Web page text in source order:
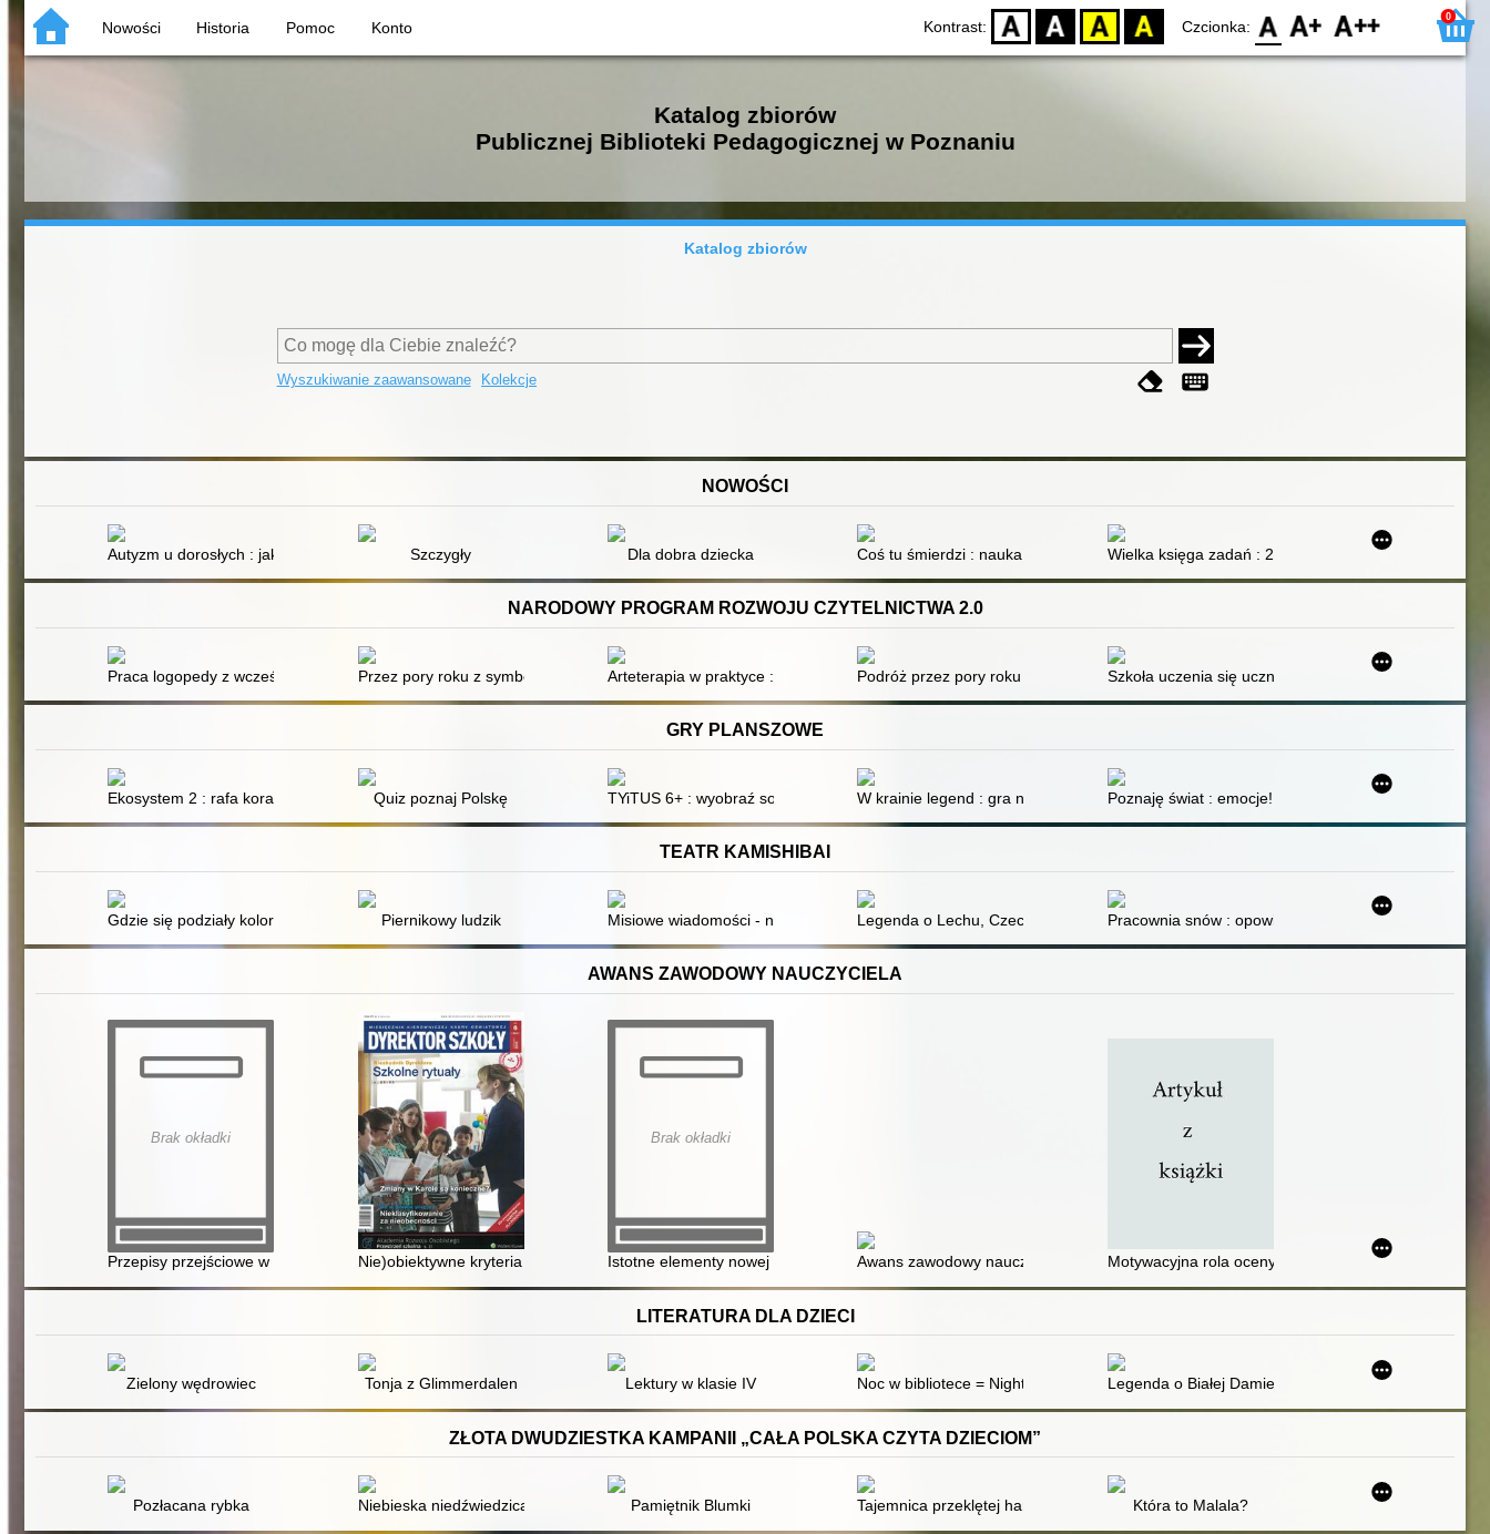
Nowości Historia Pomoc Konto Kontrast: D BW YB BY Czcionka: F0 F1 F2 0
Katalog zbiorów
Publicznej Biblioteki Pedagogicznej w Poznaniu
Katalog zbiorów
Wyszukiwanie zaawansowane Kolekcje
NOWOŚCI
Autyzm u dorosłych : jak działa mózg Szczygły Dla dobra dziecka Coś tu śmierdzi : nauka, która wrze, bulgocze i wybuchaWielka księga zadań : 292 ćwiczenia językowe :
NARODOWY PROGRAM ROZWOJU CZYTELNICTWA 2.0
Praca logopedy z wcześniakami i noworodkami na oddziale neonatologii : diagnoza, terapia, wsparcie
Przez pory roku z symbolami MÓWik : materiały dla uczniów z niepełnosprawnością intelektualną : zima
Arteterapia w praktyce : od teorii do interdyscyplinarnych zastosowańPodróż przez pory roku : materiały dla II etapu nauczania uczniów z
Szkoła uczenia się uczniów : edukacja XXI wieku
GRY PLANSZOWE
Ekosystem 2 : rafa koralowa Quiz poznaj Polskę TYiTUS 6+ : wyobraź sobie, że... : trening umiejętności społecznych
W krainie legend : gra na spostrzegawczośćPoznaję świat : emocje!
TEATR KAMISHIBAI
Gdzie się podziały kolory? Piernikowy ludzik Misiowe wiadomości - niedźwiedź brunatnyLegenda o Lechu, Czechu i Rusie Pracownia snów : opowieść o Marii Anto
AWANS ZAWODOWY NAUCZYCIELA
Brak okładki
Przepisy przejściowe w awansie zawodowym : sytuacje problemowe
Nie)obiektywne kryteria oceny
Brak okładki
Istotne elementy nowej procedury awansu zawodowego - od rozpoczęcia aż do postępowania kwalifikacyjnego
Awans zawodowy nauczyciela i dyrektora : nowe zasadyMotywacyjna rola oceny pracy nauczyciela i jej wpływ
LITERATURA DLA DZIECI
Zielony wędrowiec Tonja z Glimmerdalen Lektury w klasie IV Noc w bibliotece = Night in the Library = Nachts in der Bibliothek = Noche en la biblioteca
Legenda o Białej Damie = The legend of the White
ZŁOTA DWUDZIESTKA KAMPANII „CAŁA POLSKA CZYTA DZIECIOM”
Pozłacana rybka Niebieska niedźwiedzica Pamiętnik Blumki Tajemnica przeklętej harfy Która to Malala?